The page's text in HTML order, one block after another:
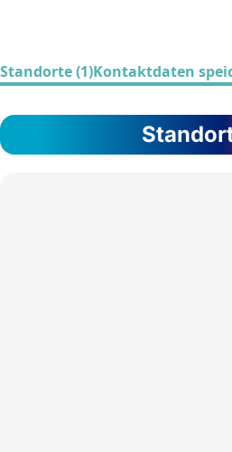
Standorte (1)Kontaktdaten